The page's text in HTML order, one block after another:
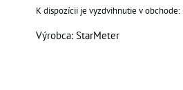
Výrobca: StarMeter